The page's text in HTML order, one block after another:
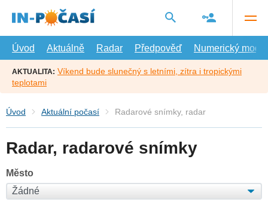
hlavní
Úvod
Aktuálně Radar Předpověď Numerický model
AKTUALITA: Víkend bude slunečný s letními, zítra i tropickými
teplotami
Úvod Aktuální počasí Radarové snímky, radar
Radar, radarové snímky
Město